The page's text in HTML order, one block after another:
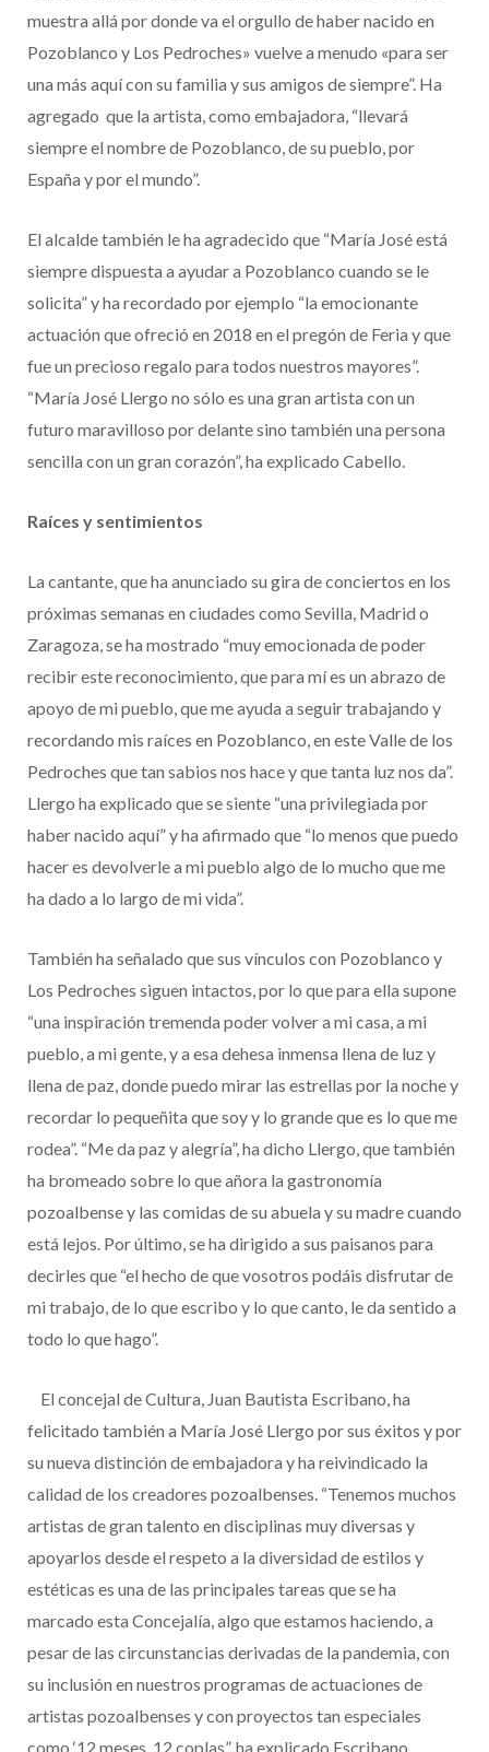
muestra allá por donde va el orgullo de haber nacido en
Pozoblanco y Los Pedroches» vuelve a menudo «para ser
una más aquí con su familia y sus amigos de siempre”. Ha
agregado que la artista, como embajadora, “llevará
siempre el nombre de Pozoblanco, de su pueblo, por
España y por el mundo”.
El alcalde también le ha agradecido que “María José está
siempre dispuesta a ayudar a Pozoblanco cuando se le
solicita” y ha recordado por ejemplo “la emocionante
actuación que ofreció en 2018 en el pregón de Feria y que
fue un precioso regalo para todos nuestros mayores”.
“María José Llergo no sólo es una gran artista con un
futuro maravilloso por delante sino también una persona
sencilla con un gran corazón”, ha explicado Cabello.
Raíces y sentimientos
La cantante, que ha anunciado su gira de conciertos en los
próximas semanas en ciudades como Sevilla, Madrid o
Zaragoza, se ha mostrado “muy emocionada de poder
recibir este reconocimiento, que para mí es un abrazo de
apoyo de mi pueblo, que me ayuda a seguir trabajando y
recordando mis raíces en Pozoblanco, en este Valle de los
Pedroches que tan sabios nos hace y que tanta luz nos da”.
Llergo ha explicado que se siente “una privilegiada por
haber nacido aquí” y ha afirmado que “lo menos que puedo
hacer es devolverle a mi pueblo algo de lo mucho que me
ha dado a lo largo de mi vida”.
También ha señalado que sus vínculos con Pozoblanco y
Los Pedroches siguen intactos, por lo que para ella supone
“una inspiración tremenda poder volver a mi casa, a mi
pueblo, a mi gente, y a esa dehesa inmensa llena de luz y
llena de paz, donde puedo mirar las estrellas por la noche y
recordar lo pequeñita que soy y lo grande que es lo que me
rodea”. “Me da paz y alegría”, ha dicho Llergo, que también
ha bromeado sobre lo que añora la gastronomía
pozoalbense y las comidas de su abuela y su madre cuando
está lejos. Por último, se ha dirigido a sus paisanos para
decirles que “el hecho de que vosotros podáis disfrutar de
mi trabajo, de lo que escribo y lo que canto, le da sentido a
todo lo que hago”.
El concejal de Cultura, Juan Bautista Escribano, ha
felicitado también a María José Llergo por sus éxitos y por
su nueva distinción de embajadora y ha reivindicado la
calidad de los creadores pozoalbenses. “Tenemos muchos
artistas de gran talento en disciplinas muy diversas y
apoyarlos desde el respeto a la diversidad de estilos y
estéticas es una de las principales tareas que se ha
marcado esta Concejalía, algo que estamos haciendo, a
pesar de las circunstancias derivadas de la pandemia, con
su inclusión en nuestros programas de actuaciones de
artistas pozoalbenses y con proyectos tan especiales
como ‘12 meses, 12 coplas”, ha explicado Escribano.